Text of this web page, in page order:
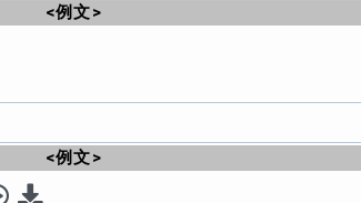
<例文>
<例文>